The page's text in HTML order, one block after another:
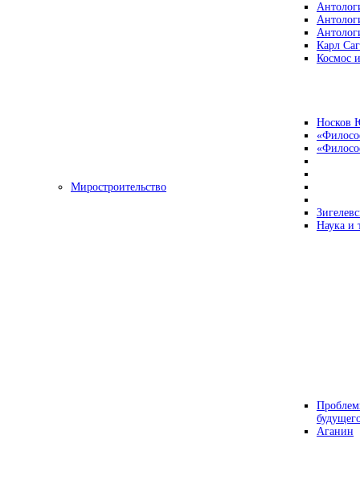
Карл
Космос
Носков
Миростроительство
Наука и
Аганин